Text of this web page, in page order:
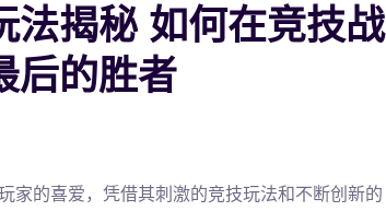
法揭秘 如何在竞技战
后的胜者
家的喜爱，凭借其刺激的竞技玩法和不断创新的